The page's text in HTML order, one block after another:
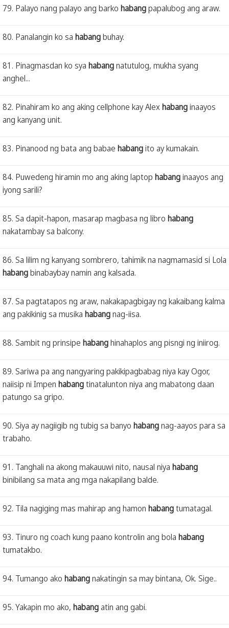
79. Palayo nang palayo ang barko habangpapalubog ang araw.
80. Panalangin ko sa habangbuhay.
81. Pinagmasdan ko sya habangnatutulog, mukha syang
anghel...
82. Pinahiram ko ang aking cellphone kay Alexhabanginaayos
ang kanyang unit.
83. Pinanood ng bata ang babae habangito ay kumakain.
84. Puwedeng hiramin mo ang aking laptop habanginaayos ang
iyong sarili?
85. Sa dapit-hapon, masarap magbasa ng libro habang
nakatambay sa balcony.
86. Sa lilim ng kanyang sombrero, tahimik na nagmamasid si Lola
habangbinabaybay namin ang kalsada.
87. Sa pagtatapos ng araw, nakakapagbigay ng kakaibang kalma
ang pakikinig sa musika habangnag-iisa.
88. Sambit ng prinsipe habanghinahaplos ang pisngi ng iniirog.
89. Sariwa pa ang nangyaring pakikipagbabag niya kay Ogor,
naiisip ni Impen habangtinatalunton niya ang mabatong daan
patungo sa gripo.
90. Siya ay nagiigib ng tubig sa banyo habangnag-aayos para sa
trabaho.
91. Tanghali na akong makauuwi nito, nausal niya habang
binibilang sa mata ang mga nakapilang balde.
92. Tila nagiging mas mahirap ang hamon habangtumatagal.
93. Tinuro ng coach kung paano kontrolin ang bola habang
tumatakbo.
94. Tumango ako habangnakatingin sa may bintana, Ok. Sige..
95. Yakapin mo ako, habangatin ang gabi.